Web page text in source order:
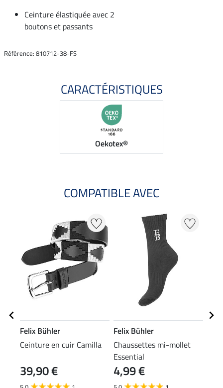
Ceinture élastiquée avec 2
boutons et passants
Référence: 810712-38-FS
CARACTÉRISTIQUES
Oekotex®
COMPATIBLE AVEC
Felix Bühler
Ceinture en cuir Camilla
39,90 €
Felix Bühler
Chaussettes mi-mollet
Essential
4,99 €